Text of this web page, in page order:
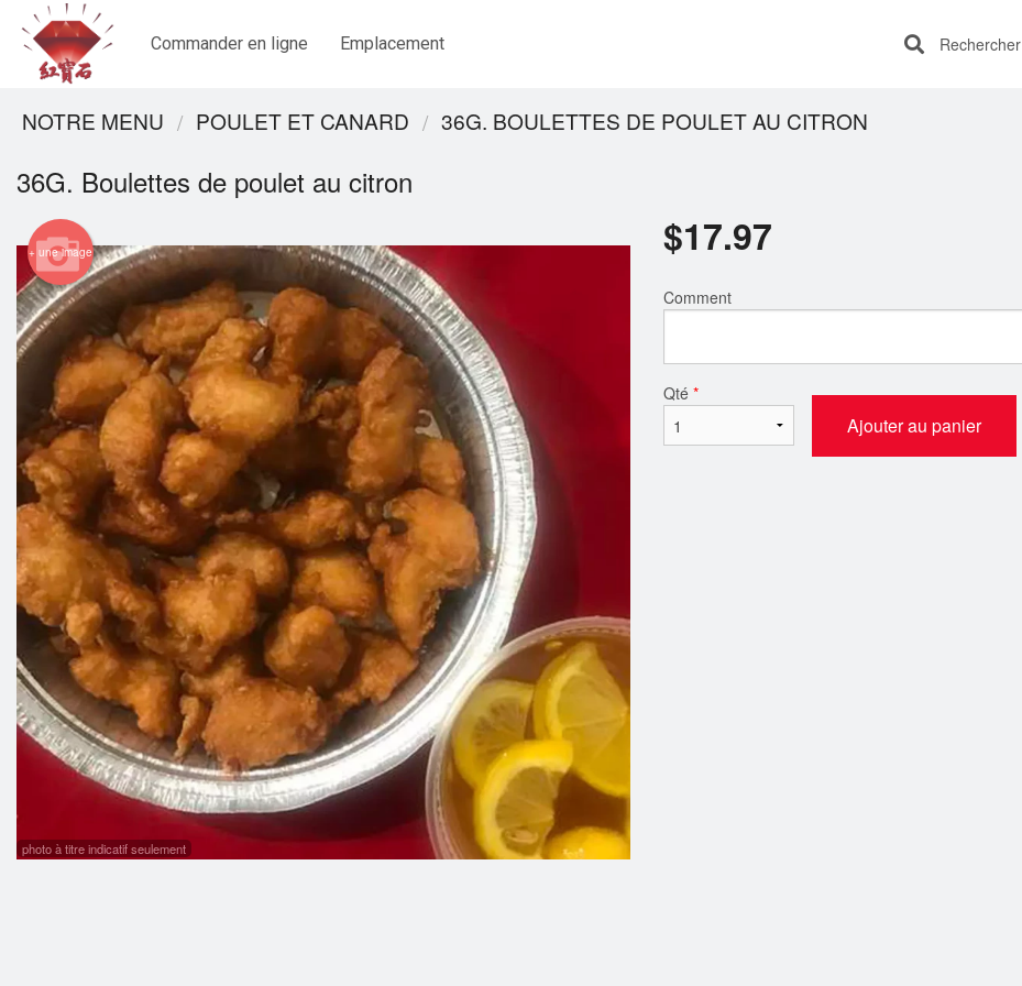
Commander en ligne Emplacement Rechercher
31. Poulet du Général Tao
NOTRE MENU POULET ET CANARD 36G. BOULETTES DE POULET AU CITRON
36G. Boulettes de poulet au citron
+ une image
photo à titre indicatif seulement
$17.97
Comment
Qté *
Ajouter au panier